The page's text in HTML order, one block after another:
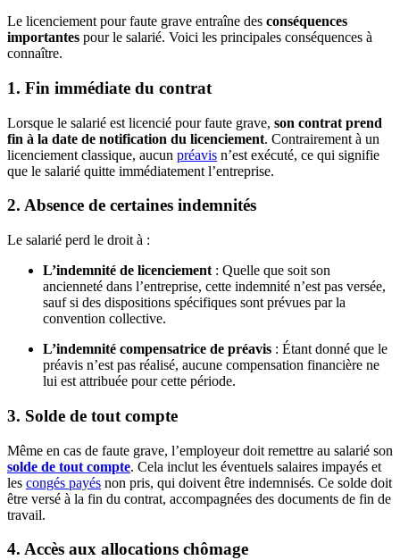
Le licenciement pour faute grave entraîne des conséquences
importantes pour le salarié. Voici les principales conséquences à
connaître.
1. Fin immédiate du contrat
Lorsque le salarié est licencié pour faute grave, son contrat prend
fin à la date de notification du licenciement. Contrairement à un
licenciement classique, aucun préavis n’est exécuté, ce qui signifie
que le salarié quitte immédiatement l’entreprise.
2. Absence de certaines indemnités
Le salarié perd le droit à :
L’indemnité de licenciement : Quelle que soit son
ancienneté dans l’entreprise, cette indemnité n’est pas versée,
sauf si des dispositions spécifiques sont prévues par la
convention collective.
L’indemnité compensatrice de préavis : Étant donné que le
préavis n’est pas réalisé, aucune compensation financière ne
lui est attribuée pour cette période.
3. Solde de tout compte
Même en cas de faute grave, l’employeur doit remettre au salarié son
solde de tout compte. Cela inclut les éventuels salaires impayés et
les congés payés non pris, qui doivent être indemnisés. Ce solde doit
être versé à la fin du contrat, accompagnées des documents de fin de
travail.
4. Accès aux allocations chômage